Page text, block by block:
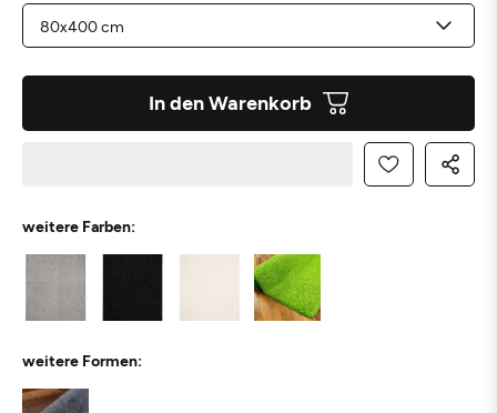
In den Warenkorb
weitere Farben:
weitere Formen: